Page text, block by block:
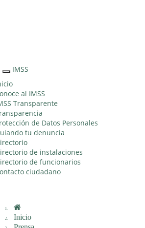
Interruptor
de
Navegación
IMSS
al IMSS
Transparente
de Datos Personales
tu denuncia
de instalaciones
de funcionarios
ciudadano
Inicio